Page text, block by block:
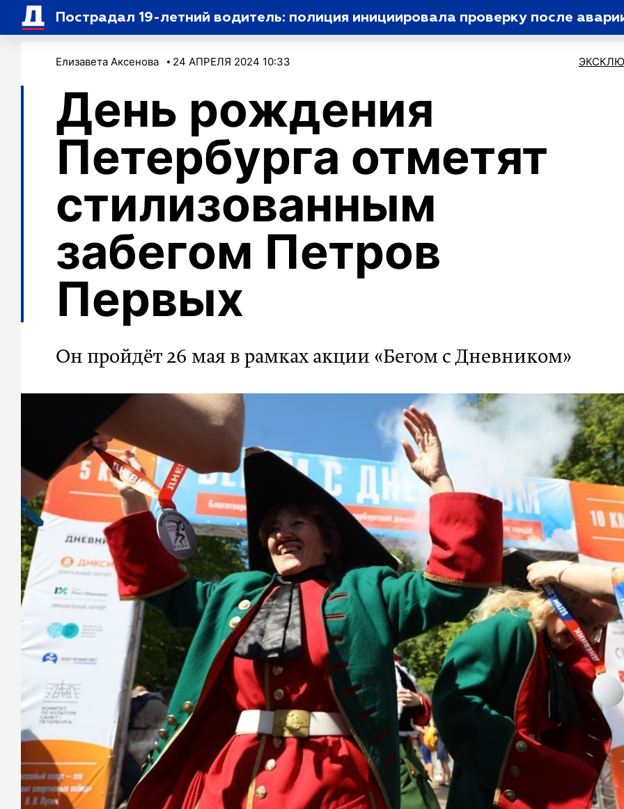
Пострадал 19-летний водитель: полиция инициировала проверку после
Елизавета Аксенова 24 АПРЕЛЯ 2024 10:33
День рождения
Петербурга отметят
стилизованным
забегом Петров
Первых
Он пройдёт 26 мая в рамках акции «Бегом с Дневником»